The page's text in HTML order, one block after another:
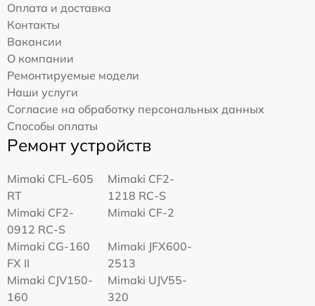
Оплата и доставка
Контакты
Вакансии
О компании
Ремонтируемые модели
Наши услуги
Согласие на обработку персональных данных
Способы оплаты
Ремонт устройств
Mimaki CFL-605
RT
Mimaki CF2-
1218 RC-S
Mimaki CF2-
0912 RC-S
Mimaki CF-2
Mimaki CG-160
FX II
Mimaki JFX600-
2513
Mimaki СJV150-
160
Mimaki UJV55-
320